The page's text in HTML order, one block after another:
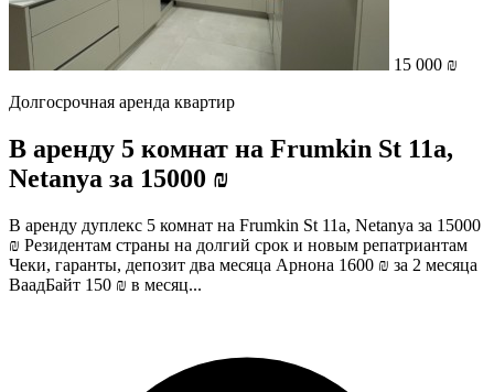
15 000 ₪
Долгосрочная аренда квартир
В аренду 5 комнат на Frumkin St 11a,
Netanya за 15000 ₪
В аренду дуплекс 5 комнат на Frumkin St 11a, Netanya за 15000
₪ Резидентам страны на долгий срок и новым репатриантам
Чеки, гаранты, депозит два месяца Арнона 1600 ₪ за 2 месяца
ВаадБайт 150 ₪ в месяц...